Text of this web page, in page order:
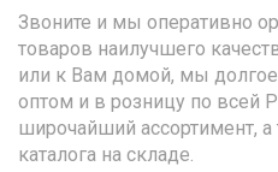
Звоните и мы оперативно
товаров наилучшего
или к Вам домой, мы
оптом и в розницу по всей
широчайший ассортимент,
каталога на складе.